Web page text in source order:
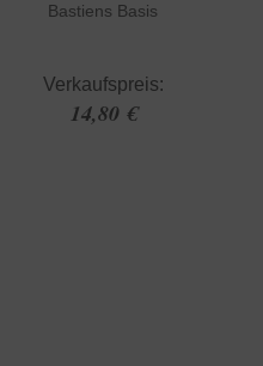
Bastiens Basis
Verkaufspreis:
14,80 €